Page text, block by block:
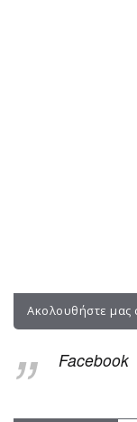
Ακολουθήστε μας
Facebook